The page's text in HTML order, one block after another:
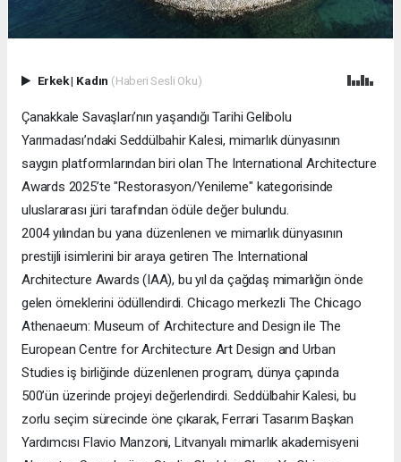
Erkek| Kadın (Haberi Sesli Oku)
Çanakkale Savaşları’nın yaşandığı Tarihi Gelibolu
Yarımadası’ndaki Seddülbahir Kalesi, mimarlık dünyasının
saygın platformlarından biri olan The International Architecture
Awards 2025’te "Restorasyon/Yenileme" kategorisinde
uluslararası jüri tarafından ödüle değer bulundu.
2004 yılından bu yana düzenlenen ve mimarlık dünyasının
prestijli isimlerini bir araya getiren The International
Architecture Awards (IAA), bu yıl da çağdaş mimarlığın önde
gelen örneklerini ödüllendirdi. Chicago merkezli The Chicago
Athenaeum: Museum of Architecture and Design ile The
European Centre for Architecture Art Design and Urban
Studies iş birliğinde düzenlenen program, dünya çapında
500’ün üzerinde projeyi değerlendirdi. Seddülbahir Kalesi, bu
zorlu seçim sürecinde öne çıkarak, Ferrari Tasarım Başkan
Yardımcısı Flavio Manzoni, Litvanyalı mimarlık akademisyeni